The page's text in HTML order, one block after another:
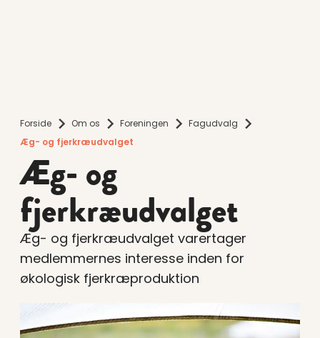
Forside Om os Foreningen
Fagudvalg
Æg- og fjerkræudvalget
Æg- og
fjerkræudvalget
Æg- og fjerkræudvalget varertager
medlemmernes interesse inden for
økologisk fjerkræproduktion